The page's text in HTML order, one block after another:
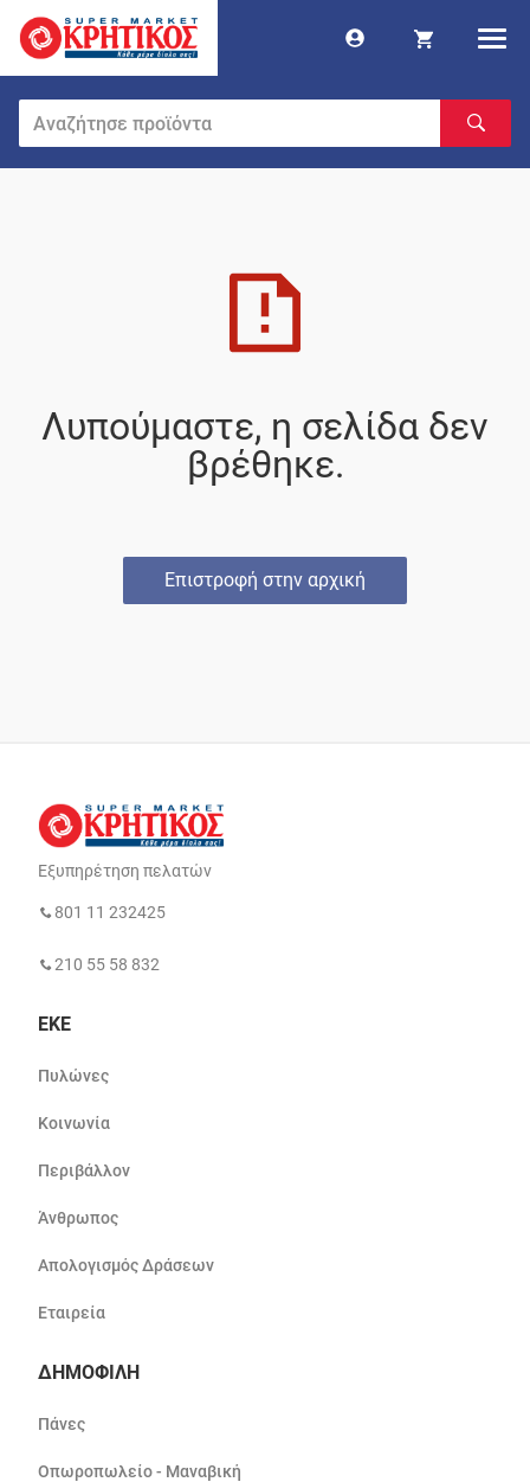
Λυπούμαστε, η σελίδα δεν
βρέθηκε.
Επιστροφή στην αρχική
Εξυπηρέτηση πελατών
801 11 232425
210 55 58 832
ΕΚΕ
Πυλώνες
Κοινωνία
Περιβάλλον
Άνθρωπος
Απολογισμός Δράσεων
Εταιρεία
ΔΗΜΟΦΙΛΗ
Πάνες
Οπωροπωλείο - Μαναβική